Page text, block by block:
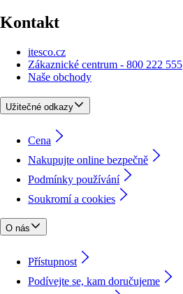
Kontakt
itesco.cz
Zákaznické centrum - 800 222 555
Naše obchody
Užitečné odkazy
Cena
Nakupujte online bezpečně
Podmínky používání
Soukromí a cookies
O nás
Přístupnost
Podívejte se, kam doručujeme